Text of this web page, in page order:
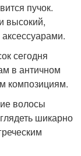
пучок.
высокий,
сегодня
в античном
композициям.
волосы
шикарно